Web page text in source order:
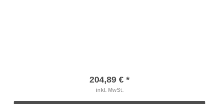
204,89 € *
inkl. MwSt.